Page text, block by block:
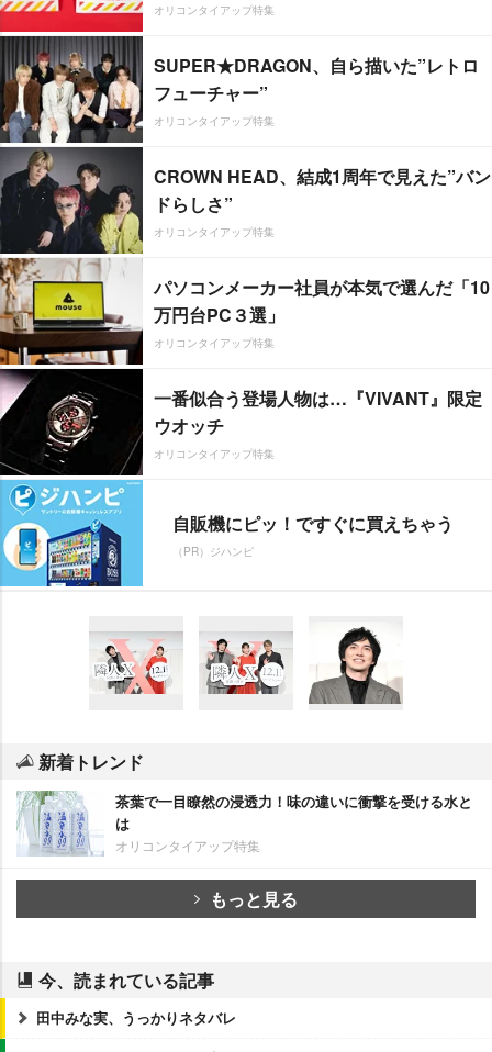
オリコンタイアップ特集
SUPER★DRAGON、自ら描いた”レトロ
フューチャー”
オリコンタイアップ特集
CROWN HEAD、結成1周年で見えた”バン
ドらしさ”
オリコンタイアップ特集
パソコンメーカー社員が本気で選んだ「10
万円台PC３選」
オリコンタイアップ特集
一番似合う登場人物は…『VIVANT』限定
ウオッチ
オリコンタイアップ特集
自販機にピッ！ですぐに買えちゃう
（PR）ジハンピ
新着トレンド
茶葉で一目瞭然の浸透力！味の違いに衝撃を受ける水と
は
オリコンタイアップ特集
もっと見る
今、読まれている記事
田中みな実、うっかりネタバレ